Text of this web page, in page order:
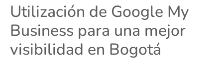
Utilización de Google My
Business para una mejor
visibilidad en Bogotá